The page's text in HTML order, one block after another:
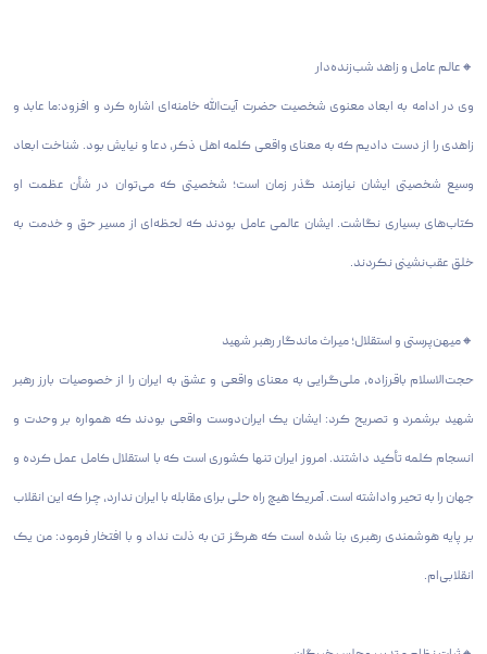
🔸عالم عامل و زاهد شب‌زنده‌دار
وی در ادامه به ابعاد معنوی شخصیت حضرت آیت‌الله خامنه‌ای اشاره کرد و افزود:ما عابد و
زاهدی را از دست دادیم که به معنای واقعی کلمه اهل ذکر، دعا و نیایش بود. شناخت ابعاد
وسیع شخصیتی ایشان نیازمند گذر زمان است؛ شخصیتی که می‌توان در شأن عظمت او
کتاب‌های بسیاری نگاشت. ایشان عالمی عامل بودند که لحظه‌ای از مسیر حق و خدمت به
خلق عقب‌نشینی نکردند.
🔸میهن‌پرستی و استقلال؛ میراث ماندگار رهبر شهید
حجت‌الاسلام باقرزاده، ملی‌گرایی به معنای واقعی و عشق به ایران را از خصوصیات بارز رهبر
شهید برشمرد و تصریح کرد: ایشان یک ایران‌دوست واقعی بودند که همواره بر وحدت و
انسجام کلمه تأکید داشتند. امروز ایران تنها کشوری است که با استقلال کامل عمل کرده و
جهان را به تحیر واداشته است. آمریکا هیچ راه حلی برای مقابله با ایران ندارد، چرا که این انقلاب
بر پایه هوشمندی رهبری بنا شده است که هرگز تن به ذلت نداد و با افتخار فرمود: من یک
انقلابی‌ام.